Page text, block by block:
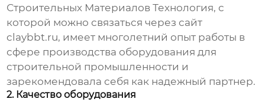
Строительных Материалов Технология, с
которой можно связаться через сайт
claybbt.ru, имеет многолетний опыт работы в
сфере производства оборудования для
строительной промышленности и
зарекомендовала себя как надежный партнер.
2. Качество оборудования